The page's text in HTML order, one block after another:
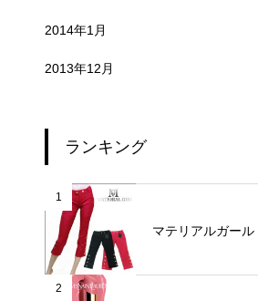
2014年1月
2013年12月
ランキング
1
マテリアルガール
2